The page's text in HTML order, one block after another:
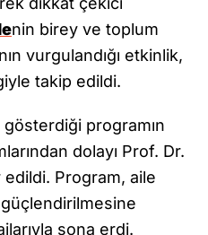
nin birey ve toplum
vurgulandığı etkinlik,
takip edildi.
gösterdiği programın
dolayı Prof. Dr.
Program, aile
güçlendirilmesine
sona erdi.